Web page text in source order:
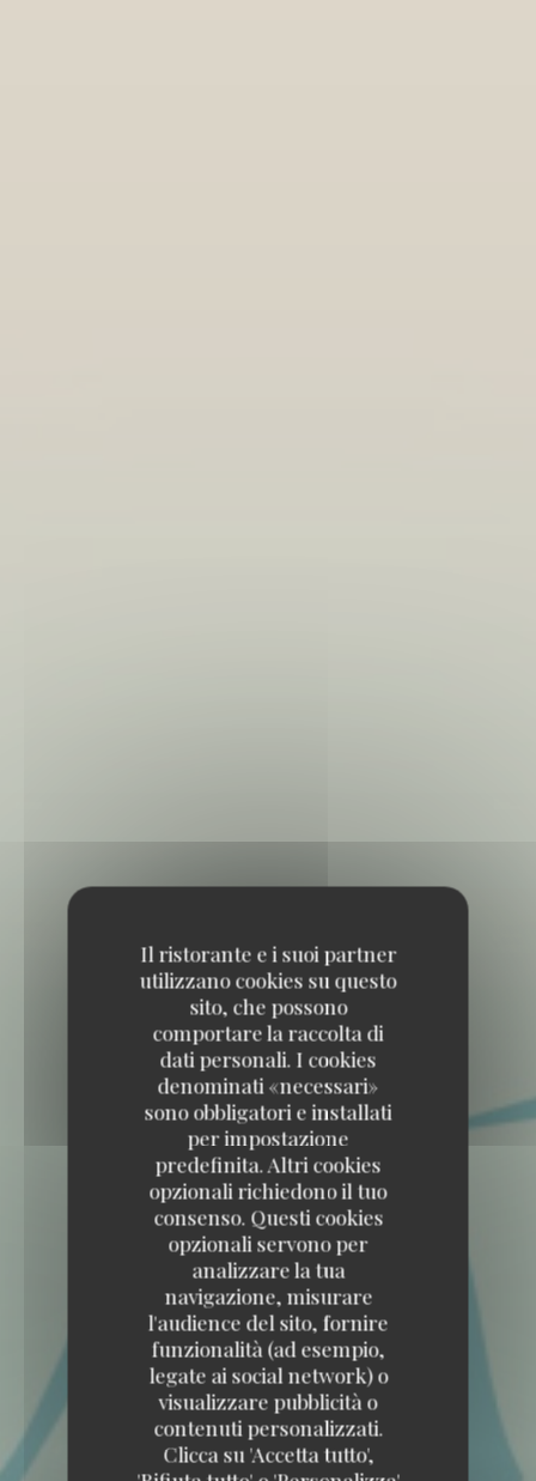
Il ristorante e i suoi partner
utilizzano cookies su questo
sito, che possono
comportare la raccolta di
dati personali. I cookies
denominati «necessari»
sono obbligatori e installati
per impostazione
predefinita. Altri cookies
opzionali richiedono il tuo
consenso. Questi cookies
opzionali servono per
analizzare la tua
navigazione, misurare
l'audience del sito, fornire
funzionalità (ad esempio,
legate ai social network) o
visualizzare pubblicità o
contenuti personalizzati.
Clicca su 'Accetta tutto',